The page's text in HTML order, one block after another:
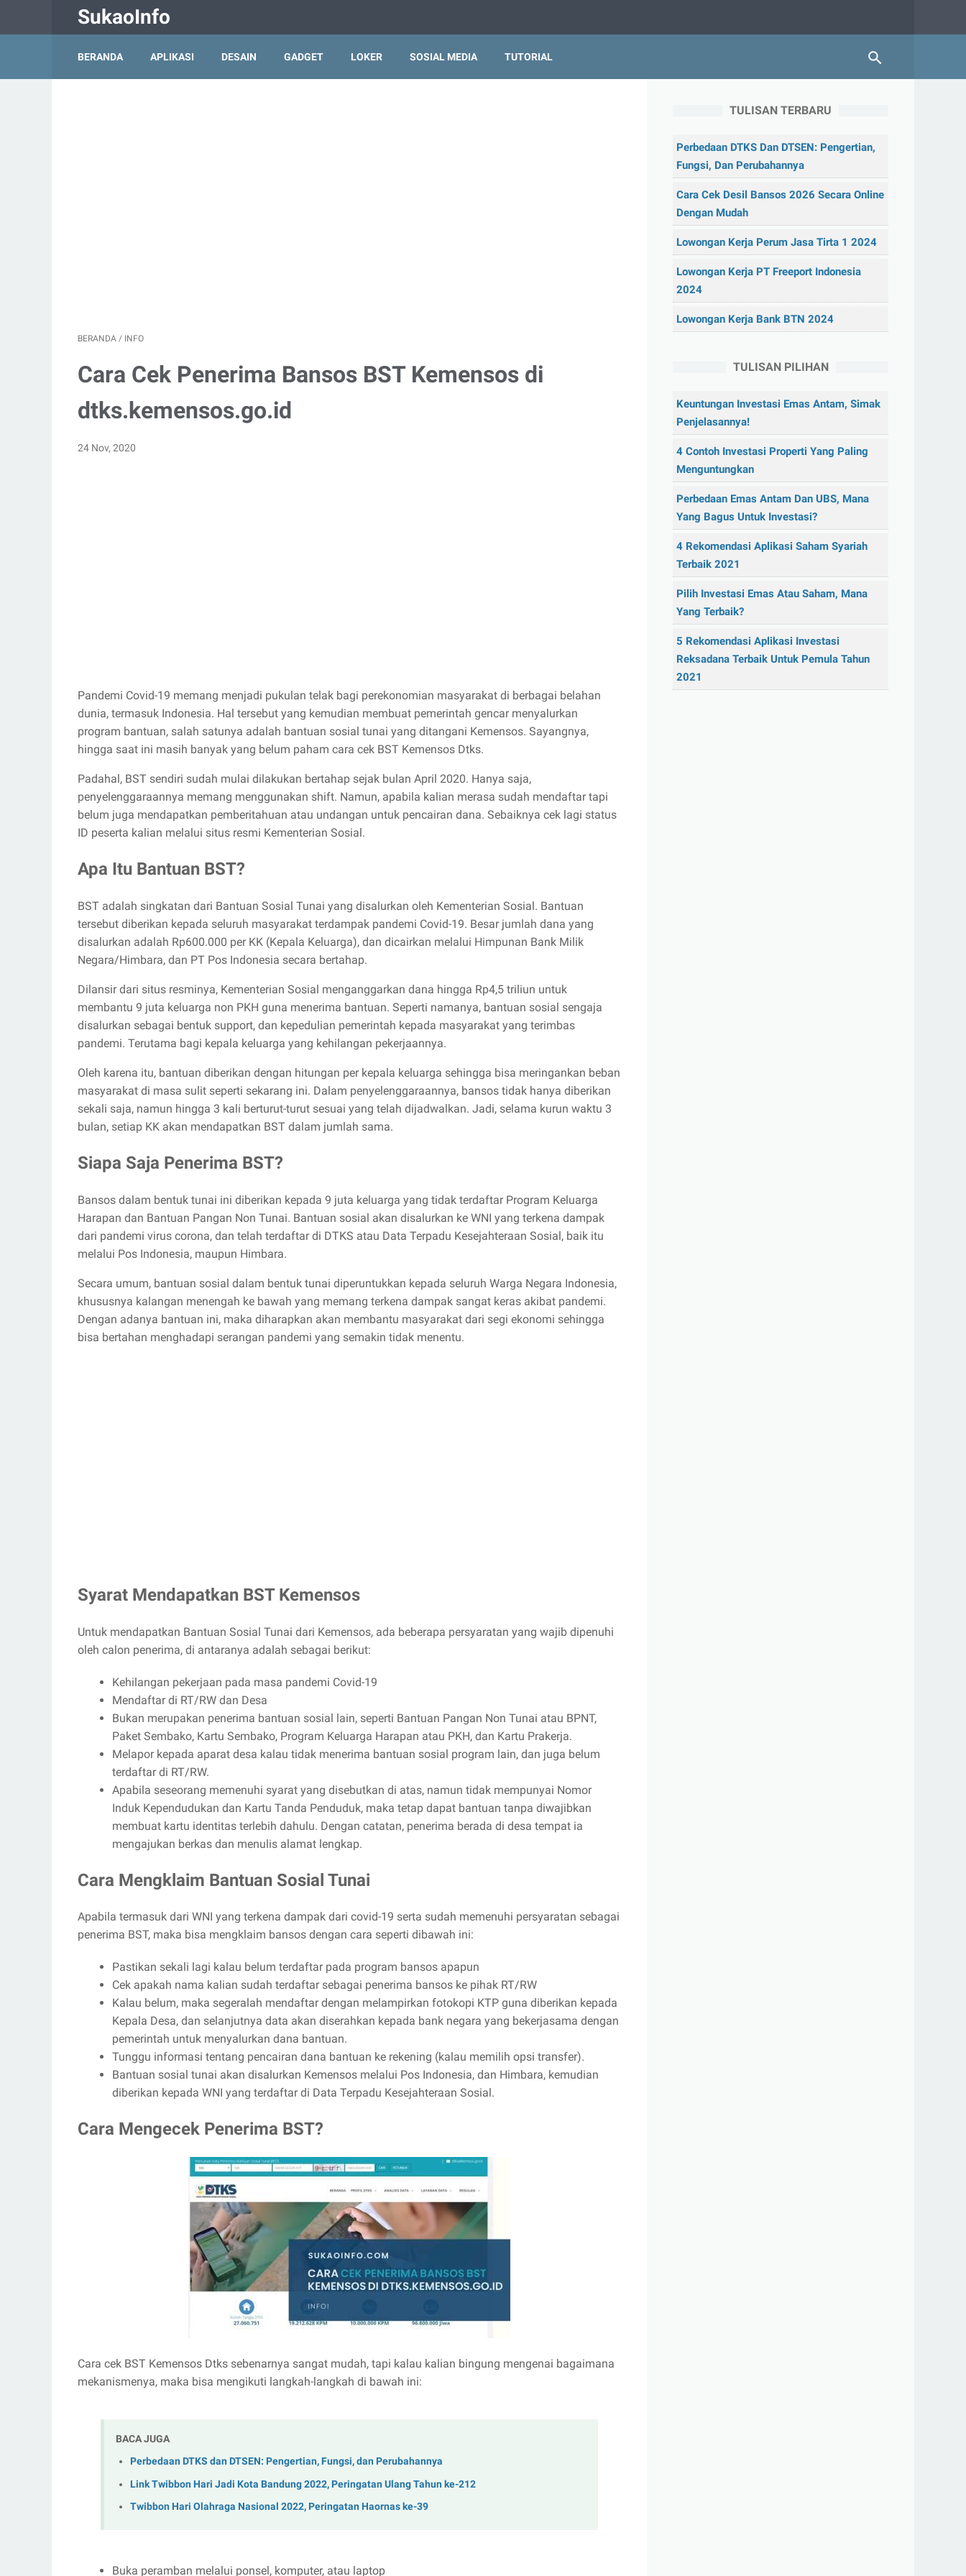
SukaoInfo
BERANDA APLIKASI DESAIN GADGET LOKER SOSIAL MEDIA TUTORIAL
BERANDA / INFO
Cara Cek Penerima Bansos BST Kemensos di
dtks.kemensos.go.id
24 Nov, 2020
Pandemi Covid-19 memang menjadi pukulan telak bagi perekonomian masyarakat di berbagai belahan
dunia, termasuk Indonesia. Hal tersebut yang kemudian membuat pemerintah gencar menyalurkan
program bantuan, salah satunya adalah bantuan sosial tunai yang ditangani Kemensos. Sayangnya,
hingga saat ini masih banyak yang belum paham cara cek BST Kemensos Dtks.
Padahal, BST sendiri sudah mulai dilakukan bertahap sejak bulan April 2020. Hanya saja,
penyelenggaraannya memang menggunakan shift. Namun, apabila kalian merasa sudah mendaftar tapi
belum juga mendapatkan pemberitahuan atau undangan untuk pencairan dana. Sebaiknya cek lagi status
ID peserta kalian melalui situs resmi Kementerian Sosial.
Apa Itu Bantuan BST?
BST adalah singkatan dari Bantuan Sosial Tunai yang disalurkan oleh Kementerian Sosial. Bantuan
tersebut diberikan kepada seluruh masyarakat terdampak pandemi Covid-19. Besar jumlah dana yang
disalurkan adalah Rp600.000 per KK (Kepala Keluarga), dan dicairkan melalui Himpunan Bank Milik
Negara/Himbara, dan PT Pos Indonesia secara bertahap.
Dilansir dari situs resminya, Kementerian Sosial menganggarkan dana hingga Rp4,5 triliun untuk
membantu 9 juta keluarga non PKH guna menerima bantuan. Seperti namanya, bantuan sosial sengaja
disalurkan sebagai bentuk support, dan kepedulian pemerintah kepada masyarakat yang terimbas
pandemi. Terutama bagi kepala keluarga yang kehilangan pekerjaannya.
Oleh karena itu, bantuan diberikan dengan hitungan per kepala keluarga sehingga bisa meringankan beban
masyarakat di masa sulit seperti sekarang ini. Dalam penyelenggaraannya, bansos tidak hanya diberikan
sekali saja, namun hingga 3 kali berturut-turut sesuai yang telah dijadwalkan. Jadi, selama kurun waktu 3
bulan, setiap KK akan mendapatkan BST dalam jumlah sama.
Siapa Saja Penerima BST?
Bansos dalam bentuk tunai ini diberikan kepada 9 juta keluarga yang tidak terdaftar Program Keluarga
Harapan dan Bantuan Pangan Non Tunai. Bantuan sosial akan disalurkan ke WNI yang terkena dampak
dari pandemi virus corona, dan telah terdaftar di DTKS atau Data Terpadu Kesejahteraan Sosial, baik itu
melalui Pos Indonesia, maupun Himbara.
Secara umum, bantuan sosial dalam bentuk tunai diperuntukkan kepada seluruh Warga Negara Indonesia,
khususnya kalangan menengah ke bawah yang memang terkena dampak sangat keras akibat pandemi.
Dengan adanya bantuan ini, maka diharapkan akan membantu masyarakat dari segi ekonomi sehingga
bisa bertahan menghadapi serangan pandemi yang semakin tidak menentu.
Syarat Mendapatkan BST Kemensos
Untuk mendapatkan Bantuan Sosial Tunai dari Kemensos, ada beberapa persyaratan yang wajib dipenuhi
oleh calon penerima, di antaranya adalah sebagai berikut:
Kehilangan pekerjaan pada masa pandemi Covid-19
Mendaftar di RT/RW dan Desa
Bukan merupakan penerima bantuan sosial lain, seperti Bantuan Pangan Non Tunai atau BPNT,
Paket Sembako, Kartu Sembako, Program Keluarga Harapan atau PKH, dan Kartu Prakerja.
Melapor kepada aparat desa kalau tidak menerima bantuan sosial program lain, dan juga belum
terdaftar di RT/RW.
Apabila seseorang memenuhi syarat yang disebutkan di atas, namun tidak mempunyai Nomor
Induk Kependudukan dan Kartu Tanda Penduduk, maka tetap dapat bantuan tanpa diwajibkan
membuat kartu identitas terlebih dahulu. Dengan catatan, penerima berada di desa tempat ia
mengajukan berkas dan menulis alamat lengkap.
Cara Mengklaim Bantuan Sosial Tunai
Apabila termasuk dari WNI yang terkena dampak dari covid-19 serta sudah memenuhi persyaratan sebagai
penerima BST, maka bisa mengklaim bansos dengan cara seperti dibawah ini:
Pastikan sekali lagi kalau belum terdaftar pada program bansos apapun
Cek apakah nama kalian sudah terdaftar sebagai penerima bansos ke pihak RT/RW
Kalau belum, maka segeralah mendaftar dengan melampirkan fotokopi KTP guna diberikan kepada
Kepala Desa, dan selanjutnya data akan diserahkan kepada bank negara yang bekerjasama dengan
pemerintah untuk menyalurkan dana bantuan.
Tunggu informasi tentang pencairan dana bantuan ke rekening (kalau memilih opsi transfer).
Bantuan sosial tunai akan disalurkan Kemensos melalui Pos Indonesia, dan Himbara, kemudian
diberikan kepada WNI yang terdaftar di Data Terpadu Kesejahteraan Sosial.
Cara Mengecek Penerima BST?
Cara cek BST Kemensos Dtks sebenarnya sangat mudah, tapi kalau kalian bingung mengenai bagaimana
mekanismenya, maka bisa mengikuti langkah-langkah di bawah ini:
BACA JUGA
Perbedaan DTKS dan DTSEN: Pengertian, Fungsi, dan Perubahannya
Link Twibbon Hari Jadi Kota Bandung 2022, Peringatan Ulang Tahun ke-212
Twibbon Hari Olahraga Nasional 2022, Peringatan Haornas ke-39
Buka peramban melalui ponsel, komputer, atau laptop
TULISAN TERBARU
Perbedaan DTKS Dan DTSEN: Pengertian,
Fungsi, Dan Perubahannya
Cara Cek Desil Bansos 2026 Secara Online
Dengan Mudah
Lowongan Kerja Perum Jasa Tirta 1 2024
Lowongan Kerja PT Freeport Indonesia
2024
Lowongan Kerja Bank BTN 2024
TULISAN PILIHAN
Keuntungan Investasi Emas Antam, Simak
Penjelasannya!
4 Contoh Investasi Properti Yang Paling
Menguntungkan
Perbedaan Emas Antam Dan UBS, Mana
Yang Bagus Untuk Investasi?
4 Rekomendasi Aplikasi Saham Syariah
Terbaik 2021
Pilih Investasi Emas Atau Saham, Mana
Yang Terbaik?
5 Rekomendasi Aplikasi Investasi
Reksadana Terbaik Untuk Pemula Tahun
2021